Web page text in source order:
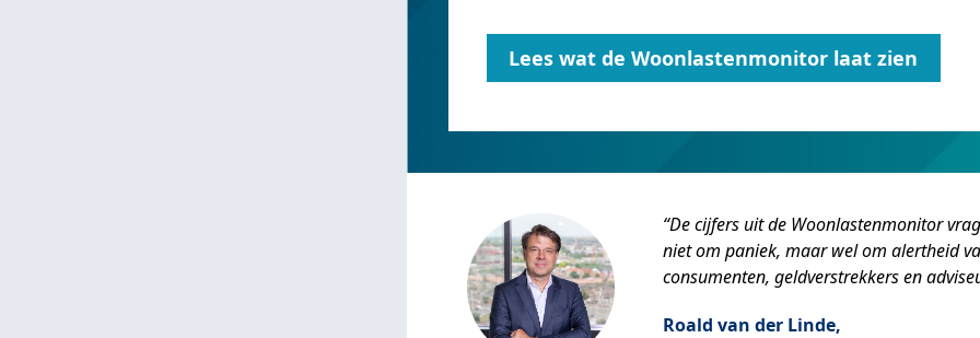
Lees wat de Woonlastenmonitor laat zien
“De cijfers uit de Woonlastenmonitor
niet om paniek, maar wel om alertheid
consumenten, geldverstrekkers en
Roald van der Linde,